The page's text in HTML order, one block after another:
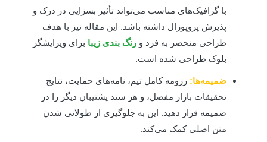
با گرافیک‌های مناسب می‌تواند تأثیر بسزایی در درک و
پذیرش پروپوزال داشته باشد. این مقاله نیز با هدف
طراحی منحصر به فرد ورنگ بندی زیبابرای ویرایشگر
بلوک طراحی شده است.
ضمیمه‌ها:رزومه کامل تیم، نامه‌های حمایت، نتایج
تحقیقات بازار مفصل، و هر سند پشتیبان دیگر را در
ضمیمه قرار دهید. این به جلوگیری از طولانی شدن
متن اصلی کمک می‌کند.